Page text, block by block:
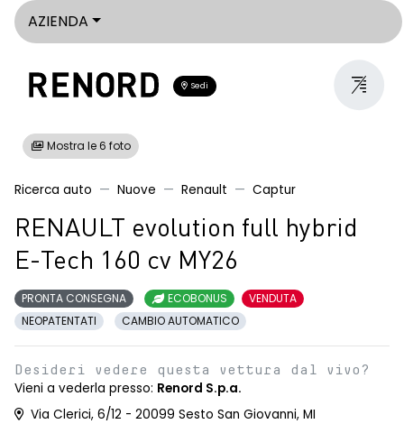
AZIENDA
Sedi
Mostra le 6 foto
Ricerca auto Nuove Renault Captur
RENAULT evolution full hybrid
E-Tech 160 cv MY26
PRONTA CONSEGNA ECOBONUS
VENDUTA
NEOPATENTATI
CAMBIO AUTOMATICO
Desideri vedere questa vettura dal vivo?
Vieni a vederla presso: Renord S.p.a.
Via Clerici, 6/12 - 20099 Sesto San Giovanni, MI